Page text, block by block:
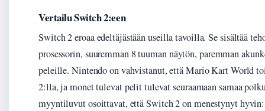
Vertailu Switch 2:een
Switch 2 eroaa edeltäjästään useilla tavoilla. Se sisältää
prosessorin, suuremman 8 tuuman näytön, paremman
peleille. Nintendo on vahvistanut, että Mario Kart World
2:lla, ja monet tulevat pelit tulevat seuraamaan samaa
myyntiluvut osoittavat, että Switch 2 on menestynyt